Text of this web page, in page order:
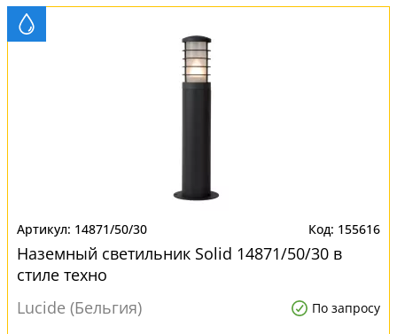
14871/50/30 155616
Наземный светильник Solid 14871/50/30 в
стиле техно
Lucide (Бельгия)
По запросу